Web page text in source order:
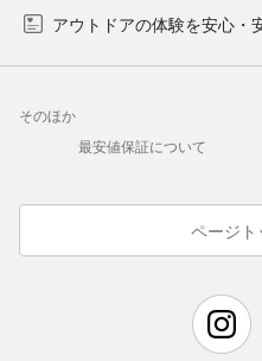
アウトドアの体験を安心・
そのほか
最安値保証について
ページト